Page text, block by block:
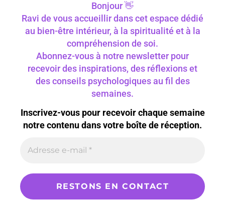
Bonjour 👋
Ravi de vous accueillir dans cet espace dédié
au bien-être intérieur, à la spiritualité et à la
compréhension de soi.
Abonnez-vous à notre newsletter pour
recevoir des inspirations, des réflexions et
des conseils psychologiques au fil des
semaines.
Inscrivez-vous pour recevoir chaque semaine
notre contenu dans votre boîte de réception.